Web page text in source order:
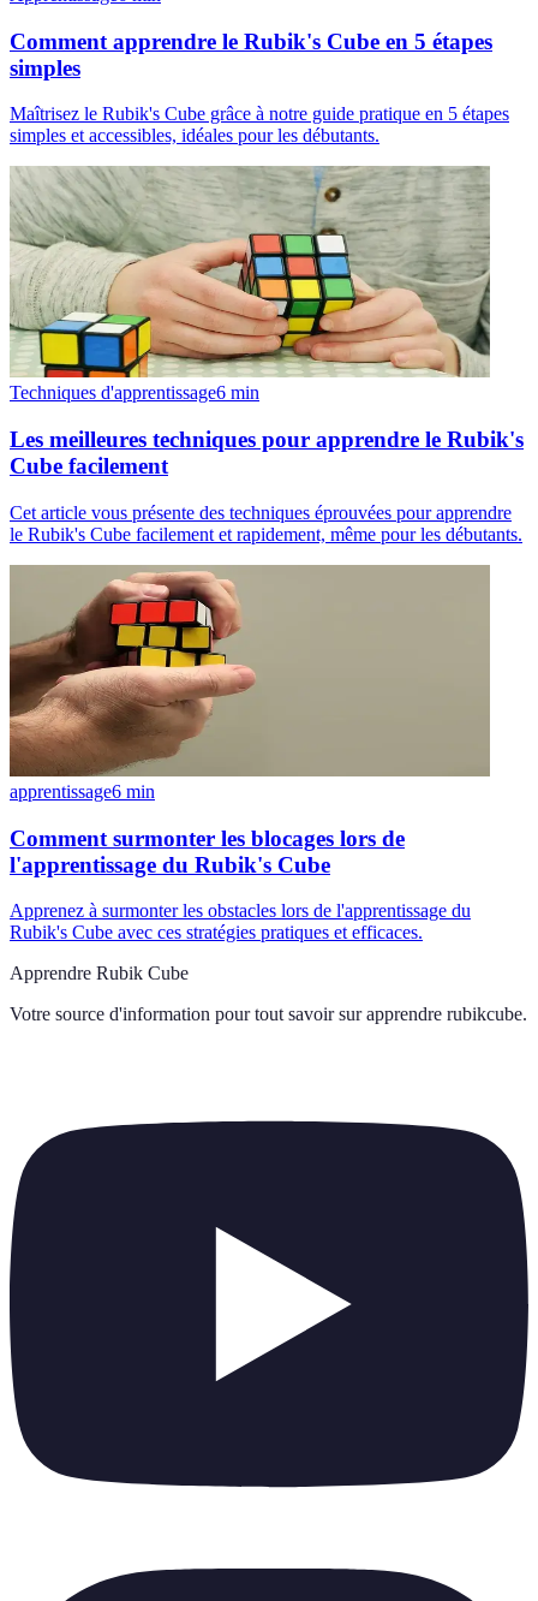
Comment apprendre le Rubik's Cube en 5 étapes
simples
Maîtrisez le Rubik's Cube grâce à notre guide pratique en 5 étapes
simples et accessibles, idéales pour les débutants.
Techniques d'apprentissage6 min
Les meilleures techniques pour apprendre le Rubik's
Cube facilement
Cet article vous présente des techniques éprouvées pour apprendre
le Rubik's Cube facilement et rapidement, même pour les débutants.
apprentissage6 min
Comment surmonter les blocages lors de
l'apprentissage du Rubik's Cube
Apprenez à surmonter les obstacles lors de l'apprentissage du
Rubik's Cube avec ces stratégies pratiques et efficaces.
Apprendre Rubik Cube
Votre source d'information pour tout savoir sur apprendre rubikcube.